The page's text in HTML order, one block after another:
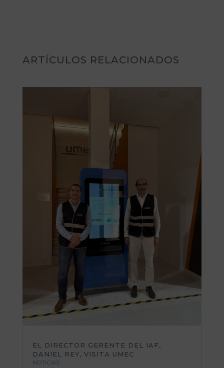
ARTÍCULOS RELACIONADOS
EL DIRECTOR GERENTE DEL IAF,
DANIEL REY, VISITA UMEC
NOTICIAS